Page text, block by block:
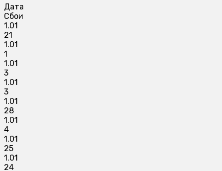
Дата
Сбои
1.01
21
1.01
1
1.01
3
1.01
3
1.01
28
1.01
4
1.01
25
1.01
24